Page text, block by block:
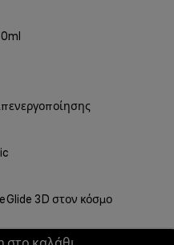
3D στον κόσμο